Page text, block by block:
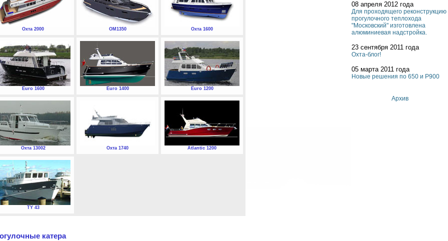
08 апреля 2012 года
Для проходящего реконструкцию
прогулочного теплохода
"Московский" изготовлена
алюминиевая надстройка.
23 сентября 2011 года
Охта-блог!
05 марта 2011 года
Новые решения по 650 и P900
Архив
Охта 2000 ОМ1350 Охта 1600
Euro 1600 Euro 1400 Euro 1200
Охта 13002 Охта 1740 Atlantic 1200
TY 43
катера